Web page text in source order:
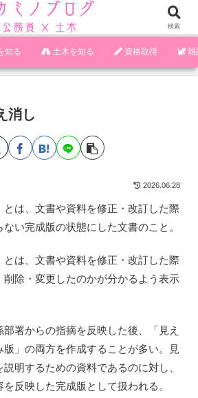
知る 土木を知る 資格取得 雑
消し
2026.06.28
は、文書や資料を修正・改訂した際
い完成版の状態にした文書のこと。
とは、文書や資料を修正・改訂した際
削除・変更したのかが分かるよう表示
署からの指摘を反映した後、「見え
」の両方を作成することが多い。見
明するための資料であるのに対し、
反映した完成版として扱われる。
検索